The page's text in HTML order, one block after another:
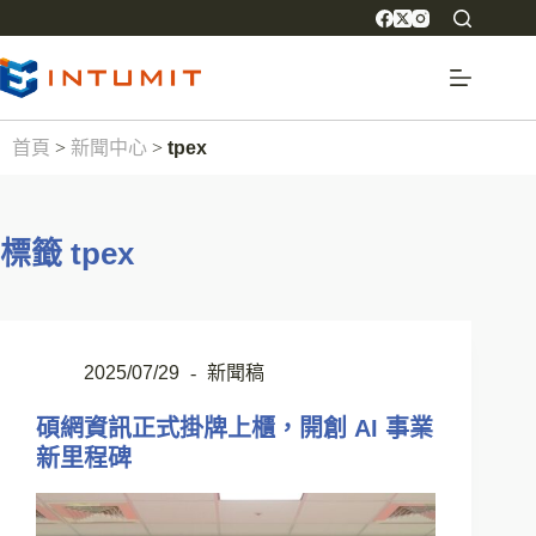
首頁 > 新聞中心 > tpex
標籤 tpex
2025/07/29 新聞稿
碩網資訊正式掛牌上櫃，開創 AI 事業
新里程碑